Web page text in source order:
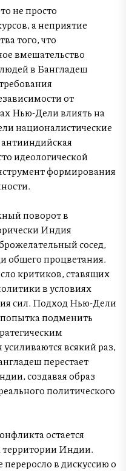
не просто
а неприятие
того, что
вмешательство
в Бангладеш
от
Нью-Дели влиять на
националистические
идеологической
формирования
поворот в
Индия
сосед,
общего процветания.
критиков, ставящих
в условиях
сил. Подход Нью-Дели
попытка подменить
всякий раз,
перестает
создавая образ
политического
остается
Индии.
в дискуссию о